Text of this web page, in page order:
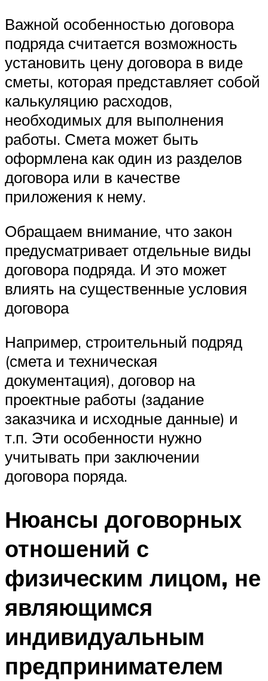
Важной особенностью договора
подряда считается возможность
установить цену договора в виде
сметы, которая представляет собой
калькуляцию расходов,
необходимых для выполнения
работы. Смета может быть
оформлена как один из разделов
договора или в качестве
приложения к нему.
Обращаем внимание, что закон
предусматривает отдельные виды
договора подряда. И это может
влиять на существенные условия
договора
Например, строительный подряд
(смета и техническая
документация), договор на
проектные работы (задание
заказчика и исходные данные) и
т.п. Эти особенности нужно
учитывать при заключении
договора поряда.
Нюансы договорных
отношений с
физическим лицом, не
являющимся
индивидуальным
предпринимателем